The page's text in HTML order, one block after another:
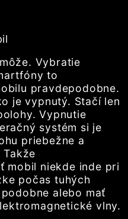
Vybratie
to
pravdepodobne.
je vypnutý. Stačí len
Vypnutie
systém si je
priebežne a
mobil niekde inde pri
počas tuhých
alebo mať
vlny.